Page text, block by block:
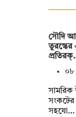
সৌদি
তুরস্কের
০৮
সংকটের
সহযো…